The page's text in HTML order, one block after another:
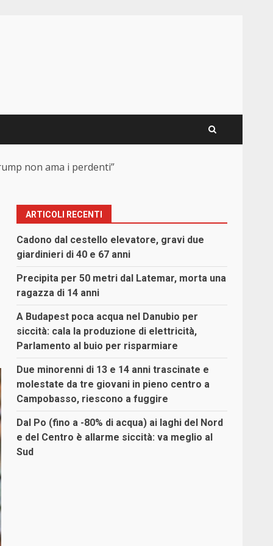
non ama i perdenti”
ARTICOLI RECENTI
Cadono dal cestello elevatore, gravi due
giardinieri di 40 e 67 anni
Precipita per 50 metri dal Latemar, morta una
ragazza di 14 anni
A Budapest poca acqua nel Danubio per
siccità: cala la produzione di elettricità,
Parlamento al buio per risparmiare
Due minorenni di 13 e 14 anni trascinate e
molestate da tre giovani in pieno centro a
Campobasso, riescono a fuggire
Dal Po (fino a -80% di acqua) ai laghi del Nord
e del Centro è allarme siccità: va meglio al
Sud